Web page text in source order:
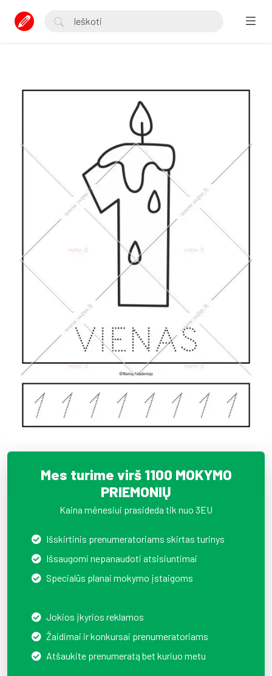
Mes turime virš 1100 MOKYMO
PRIEMONIŲ
Kaina mėnesiui prasideda tik nuo 3EU
Išskirtinis prenumeratoriams skirtas turinys
Išsaugomi nepanaudoti atsisiuntimai
Specialūs planai mokymo įstaigoms
Jokios įkyrios reklamos
Žaidimai ir konkursai prenumeratoriams
Atšaukite prenumeratą bet kuriuo metu